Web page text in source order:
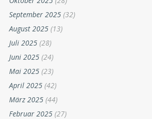
September 2025 (32)
August 2025 (13)
Juli 2025 (28)
Juni 2025 (24)
Mai 2025 (23)
April 2025 (42)
März 2025 (44)
Februar 2025 (27)